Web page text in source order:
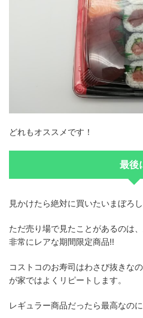
どれもオススメです！
最後
見かけたら絶対に買いたいまぼろし
ただ売り場で見たことがあるのは
非常にレアな期間限定商品!!
コストコのお寿司はわさび抜きな
が家ではよくリピートします。
レギュラー商品だったら最高なのに